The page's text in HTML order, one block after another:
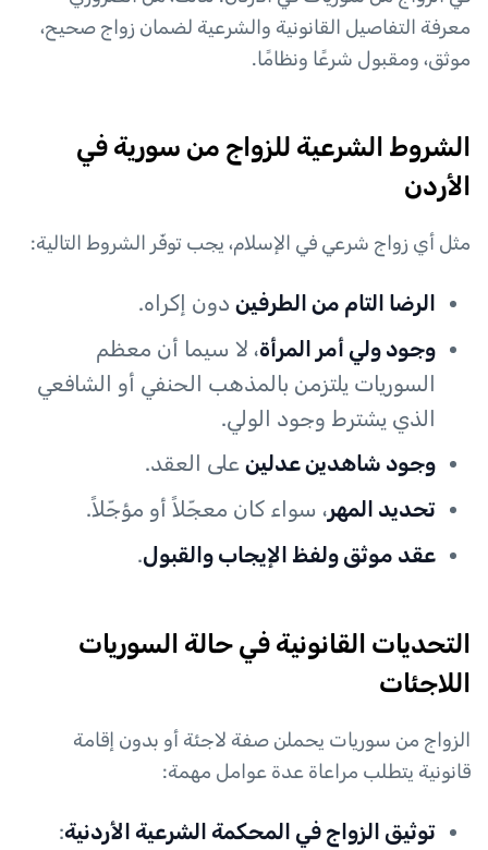
معرفة التفاصيل القانونية والشرعية لضمان زواج صحيح،
موثق، ومقبول شرعًا ونظامًا.
الشروط الشرعية للزواج من سورية في
الأردن
مثل أي زواج شرعي في الإسلام، يجب توفّر الشروط التالية:
الرضا التام من الطرفين دون إكراه.
وجود ولي أمر المرأة، لا سيما أن معظم
السوريات يلتزمن بالمذهب الحنفي أو الشافعي
الذي يشترط وجود الولي.
وجود شاهدين عدلين على العقد.
تحديد المهر، سواء كان معجّلاً أو مؤجّلاً.
عقد موثق ولفظ الإيجاب والقبول.
التحديات القانونية في حالة السوريات
اللاجئات
الزواج من سوريات يحملن صفة لاجئة أو بدون إقامة
قانونية يتطلب مراعاة عدة عوامل مهمة:
توثيق الزواج في المحكمة الشرعية الأردنية: